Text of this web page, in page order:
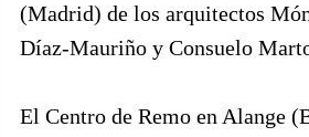
(Madrid) de los arquitectos
Díaz-Mauriño y Consuelo
El Centro de Remo en Alange